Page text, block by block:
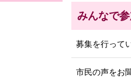
みんなで
募集を行って
市民の声をお